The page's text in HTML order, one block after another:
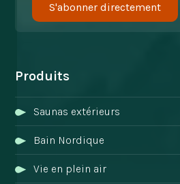
S'abonner directement
Produits
Saunas extérieurs
Bain Nordique
Vie en plein air